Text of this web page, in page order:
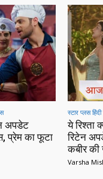
अपडेट
प्रेम का फूटा
स्टार प्लस
ये रिश्ता
रिटेन
कबीर की
Varsha